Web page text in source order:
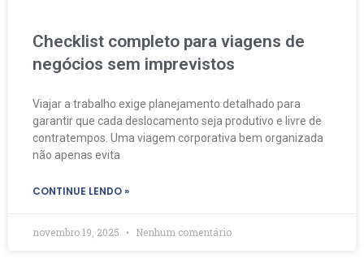
Checklist completo para viagens de
negócios sem imprevistos
Viajar a trabalho exige planejamento detalhado para
garantir que cada deslocamento seja produtivo e livre de
contratempos. Uma viagem corporativa bem organizada
não apenas evita
CONTINUE LENDO »
novembro 19, 2025 Nenhum comentário